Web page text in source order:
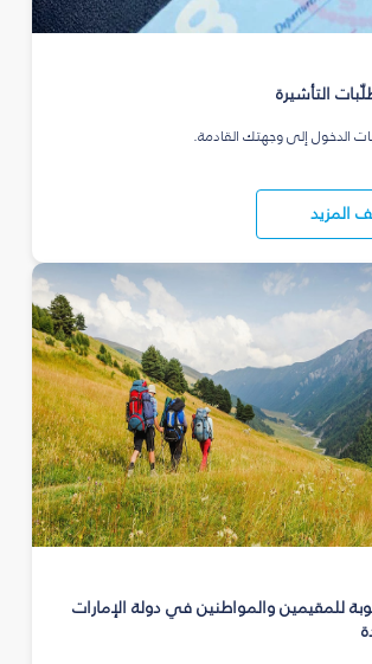
التأشيرة
الدخول إلى وجهتك القادمة.
المزيد
للمقيمين والمواطنين في دولة الإمارات